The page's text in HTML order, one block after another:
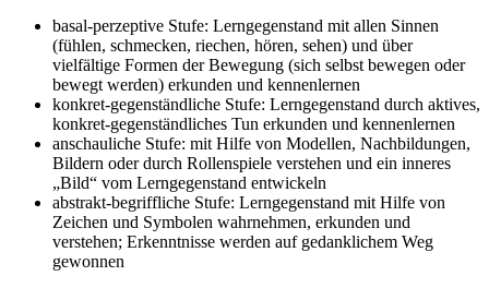
basal-perzeptive Stufe: Lerngegenstand mit allen Sinnen
(fühlen, schmecken, riechen, hören, sehen) und über
vielfältige Formen der Bewegung (sich selbst bewegen oder
bewegt werden) erkunden und kennenlernen
konkret-gegenständliche Stufe: Lerngegenstand durch aktives,
konkret-gegenständliches Tun erkunden und kennenlernen
anschauliche Stufe: mit Hilfe von Modellen, Nachbildungen,
Bildern oder durch Rollenspiele verstehen und ein inneres
„Bild“ vom Lerngegenstand entwickeln
abstrakt-begriffliche Stufe: Lerngegenstand mit Hilfe von
Zeichen und Symbolen wahrnehmen, erkunden und
verstehen; Erkenntnisse werden auf gedanklichem Weg
gewonnen